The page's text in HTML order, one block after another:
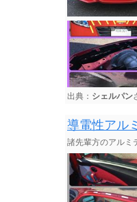
出典： シェルパン
導電性アル
諸先輩方のアルミ